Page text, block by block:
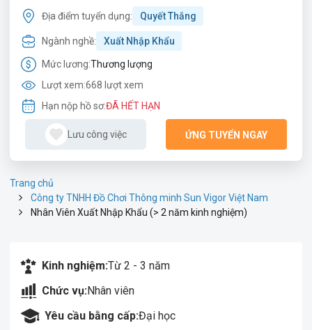
Địa điểm tuyển dụng: Quyết Thắng
Ngành nghề: Xuất Nhập Khẩu
Mức lương:Thương lượng
Lượt xem:668 lượt xem
Hạn nộp hồ sơ:ĐÃ HẾT HẠN
Lưu công việc ỨNG TUYỂN NGAY
Trang chủ
Công ty TNHH Đồ Chơi Thông minh Sun Vigor Việt Nam
Nhân Viên Xuất Nhập Khẩu (> 2 năm kinh nghiệm)
Kinh nghiệm:Từ 2 - 3 năm
Chức vụ:Nhân viên
Yêu cầu bằng cấp:Đại học